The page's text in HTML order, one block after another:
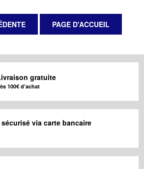
gratuite
100€ d'achat
sécurisé via carte bancaire